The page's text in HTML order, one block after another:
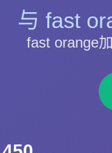
与 fast
fast orange